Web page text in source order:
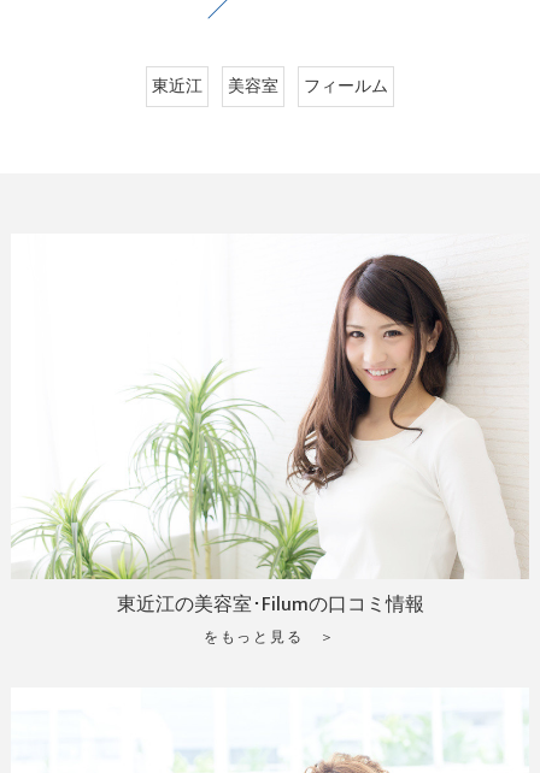
東近江 美容室 フィールム
東近江の美容室･Filumの口コミ情報
をもっと見る ＞